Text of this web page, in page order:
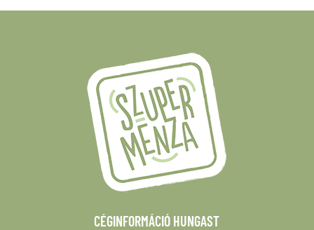
CÉGINFORMÁCIÓ HUNGAST